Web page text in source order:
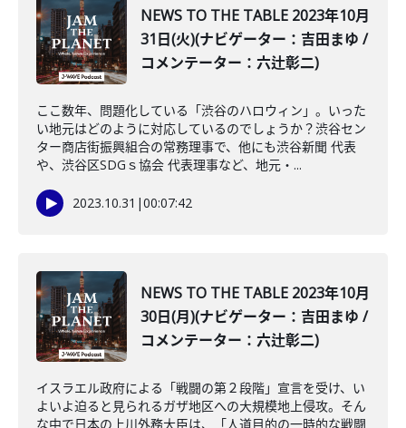
NEWS TO THE TABLE 2023年10月
31日(火)(ナビゲーター：吉田まゆ /
コメンテーター：六辻彰二)
ここ数年、問題化している「渋谷のハロウィン」。いった
い地元はどのように対応しているのでしょうか？渋谷セン
ター商店街振興組合の常務理事で、他にも渋谷新聞 代表
や、渋谷区SDGｓ協会 代表理事など、地元・...
2023.10.31 |00:07:42
NEWS TO THE TABLE 2023年10月
30日(月)(ナビゲーター：吉田まゆ /
コメンテーター：六辻彰二)
イスラエル政府による「戦闘の第２段階」宣言を受け、い
よいよ迫ると見られるガザ地区への大規模地上侵攻。そん
な中で日本の上川外務大臣は、「人道目的の一時的な戦闘